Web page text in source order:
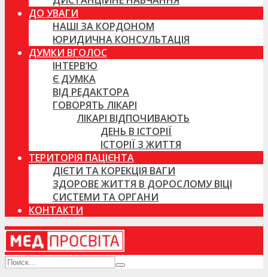
ДО УВАГИ
НАШІ ЗА КОРДОНОМ
ЮРИДИЧНА КОНСУЛЬТАЦІЯ
ДУМКИ ВГОЛОС
ІНТЕРВ’Ю
Є ДУМКА
ВІД РЕДАКТОРА
ГОВОРЯТЬ ЛІКАРІ
ЛІКАРІ ВІДПОЧИВАЮТЬ
ДЕНЬ В ІСТОРІЇ
ІСТОРІЇ З ЖИТТЯ
ТЕРИТОРІЯ ПАЦІЄНТА
ДІЄТИ ТА КОРЕКЦІЯ ВАГИ
ЗДОРОВЕ ЖИТТЯ В ДОРОСЛОМУ ВІЦІ
СИСТЕМИ ТА ОРГАНИ
КОНТАКТИ